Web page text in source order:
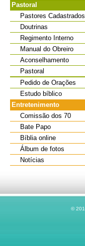
Pastoral
Pastores Cadastrados
Doutrinas
Regimento Interno
Manual do Obreiro
Aconselhamento
Pastoral
Pedido de Orações
Estudo bíblico
Entretenimento
Comissão dos 70
Bate Papo
Bíblia online
Álbum de fotos
Notícias
©